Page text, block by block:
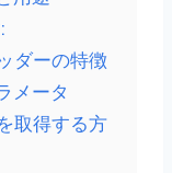
ダーの特徴
メータ
取得する方